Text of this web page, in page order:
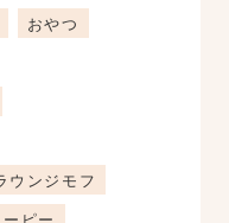
おやつ
ウンジモフ